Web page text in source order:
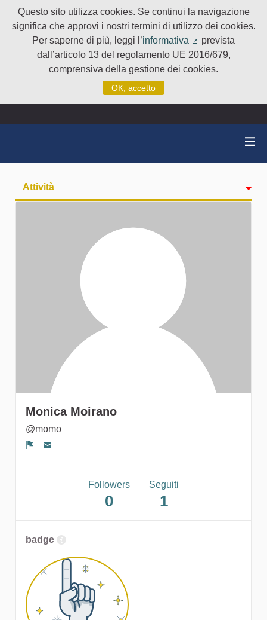
Questo sito utilizza cookies. Se continui la navigazione
significa che approvi i nostri termini di utilizzo dei cookies.
Per saperne di più, leggi l’informativa
(Collegamento
prevista
dall’articolo 13 del regolamento UE 2016/679,
comprensiva della gestione dei cookies.
OK, accetto
Attività
Monica Moirano
@momo
Followers
0
Seguiti
1
badge